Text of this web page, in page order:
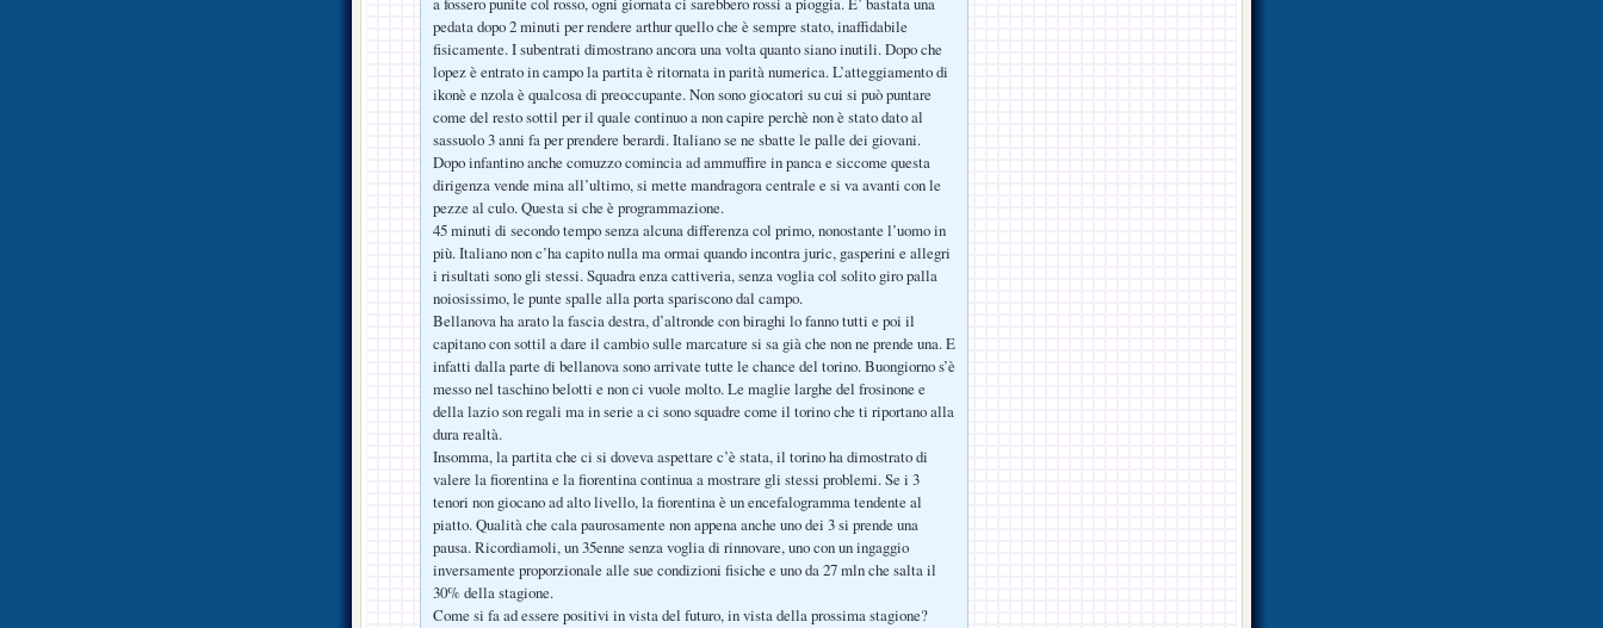
pedata dopo 2 minuti per rendere arthur quello che è sempre stato, inaffidabile
fisicamente. I subentrati dimostrano ancora una volta quanto siano inutili. Dopo che
lopez è entrato in campo la partita è ritornata in parità numerica. L’atteggiamento di
ikonè e nzola è qualcosa di preoccupante. Non sono giocatori su cui si può puntare
come del resto sottil per il quale continuo a non capire perchè non è stato dato al
sassuolo 3 anni fa per prendere berardi. Italiano se ne sbatte le palle dei giovani.
Dopo infantino anche comuzzo comincia ad ammuffire in panca e siccome questa
dirigenza vende mina all’ultimo, si mette mandragora centrale e si va avanti con le
pezze al culo. Questa si che è programmazione.
45 minuti di secondo tempo senza alcuna differenza col primo, nonostante l’uomo in
più. Italiano non c’ha capito nulla ma ormai quando incontra juric, gasperini e allegri
i risultati sono gli stessi. Squadra enza cattiveria, senza voglia col solito giro palla
noiosissimo, le punte spalle alla porta spariscono dal campo.
Bellanova ha arato la fascia destra, d’altronde con biraghi lo fanno tutti e poi il
capitano con sottil a dare il cambio sulle marcature si sa già che non ne prende una. E
infatti dalla parte di bellanova sono arrivate tutte le chance del torino. Buongiorno s’è
messo nel taschino belotti e non ci vuole molto. Le maglie larghe del frosinone e
della lazio son regali ma in serie a ci sono squadre come il torino che ti riportano alla
dura realtà.
Insomma, la partita che ci si doveva aspettare c’è stata, il torino ha dimostrato di
valere la fiorentina e la fiorentina continua a mostrare gli stessi problemi. Se i 3
tenori non giocano ad alto livello, la fiorentina è un encefalogramma tendente al
piatto. Qualità che cala paurosamente non appena anche uno dei 3 si prende una
pausa. Ricordiamoli, un 35enne senza voglia di rinnovare, uno con un ingaggio
inversamente proporzionale alle sue condizioni fisiche e uno da 27 mln che salta il
30% della stagione.
Come si fa ad essere positivi in vista del futuro, in vista della prossima stagione?